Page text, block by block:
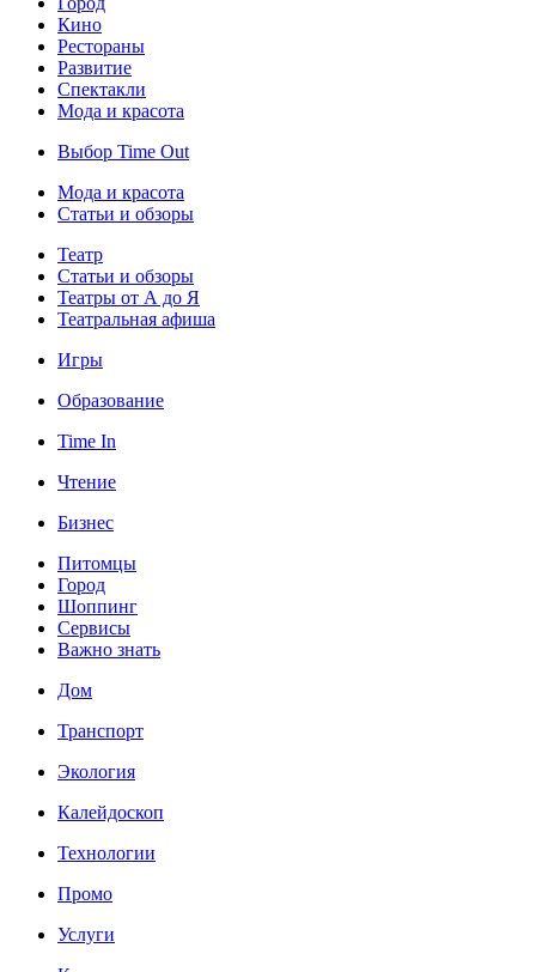
Кино
Рестораны
Развитие
Спектакли
Мода и красота
Выбор Time Out
Мода и красота
Статьи и обзоры
Театр
Статьи и обзоры
Театры от А до Я
Театральная афиша
Игры
Образование
Time In
Чтение
Бизнес
Питомцы
Город
Шоппинг
Сервисы
Важно знать
Дом
Транспорт
Экология
Калейдоскоп
Технологии
Промо
Услуги